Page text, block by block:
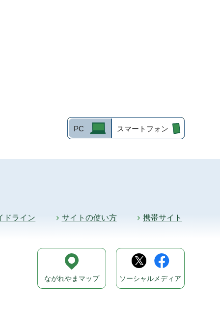
PC スマートフォン
ドライン サイトの使い方 携帯サイト
ながれやまマップ ソーシャルメディア